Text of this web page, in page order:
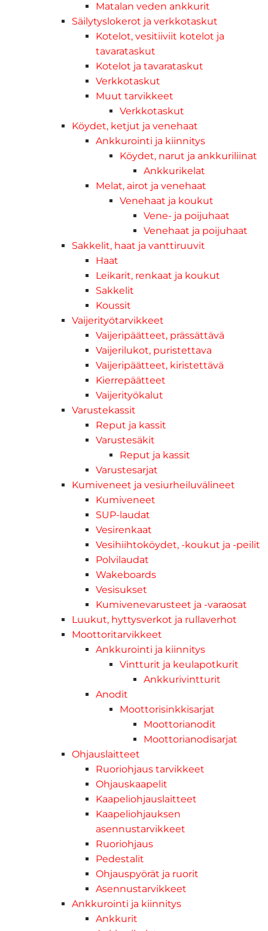
Matalan veden ankkurit
Säilytyslokerot ja verkkotaskut
Kotelot, vesitiiviit kotelot ja
tavarataskut
Kotelot ja tavarataskut
Verkkotaskut
Muut tarvikkeet
Verkkotaskut
Köydet, ketjut ja venehaat
Ankkurointi ja kiinnitys
Köydet, narut ja ankkuriliinat
Ankkurikelat
Melat, airot ja venehaat
Venehaat ja koukut
Vene- ja poijuhaat
Venehaat ja poijuhaat
Sakkelit, haat ja vanttiruuvit
Haat
Leikarit, renkaat ja koukut
Sakkelit
Koussit
Vaijerityötarvikkeet
Vaijeripäätteet, prässättävä
Vaijerilukot, puristettava
Vaijeripäätteet, kiristettävä
Kierrepäätteet
Vaijerityökalut
Varustekassit
Reput ja kassit
Varustesäkit
Reput ja kassit
Varustesarjat
Kumiveneet ja vesiurheiluvälineet
Kumiveneet
SUP-laudat
Vesirenkaat
Vesihiihtoköydet, -koukut ja -peilit
Polvilaudat
Wakeboards
Vesisukset
Kumivenevarusteet ja -varaosat
Luukut, hyttysverkot ja rullaverhot
Moottoritarvikkeet
Ankkurointi ja kiinnitys
Vintturit ja keulapotkurit
Ankkurivintturit
Anodit
Moottorisinkkisarjat
Moottorianodit
Moottorianodisarjat
Ohjauslaitteet
Ruoriohjaus tarvikkeet
Ohjauskaapelit
Kaapeliohjauslaitteet
Kaapeliohjauksen
asennustarvikkeet
Ruoriohjaus
Pedestalit
Ohjauspyörät ja ruorit
Asennustarvikkeet
Ankkurointi ja kiinnitys
Ankkurit